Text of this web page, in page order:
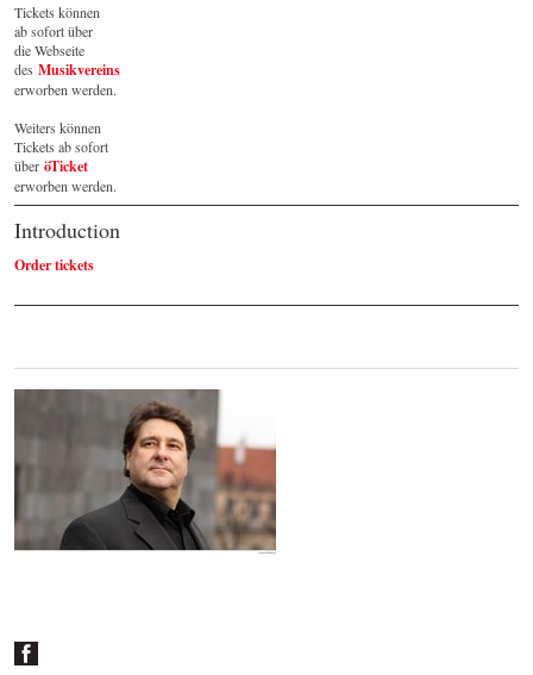
Tickets können
ab sofort über
die Webseite
des Musikvereins
erworben werden.
Weiters können
Tickets ab sofort
über öTicket
erworben werden.
Introduction
Order tickets